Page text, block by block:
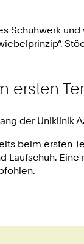
Schuhwerk
ersten
der Uniklinik
beim ersten
Laufschuh. Eine